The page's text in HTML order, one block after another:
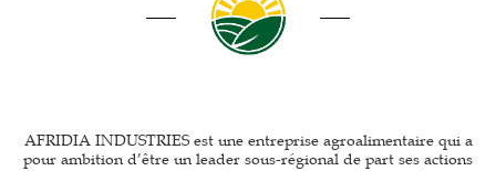
AFRIDIA INDUSTRIES est une entreprise agroalimentaire qui a
pour ambition d’être un leader sous-régional de part ses actions